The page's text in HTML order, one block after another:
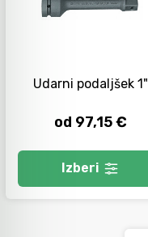
Udarni podaljšek 1"
od 97,15 €
Izberi